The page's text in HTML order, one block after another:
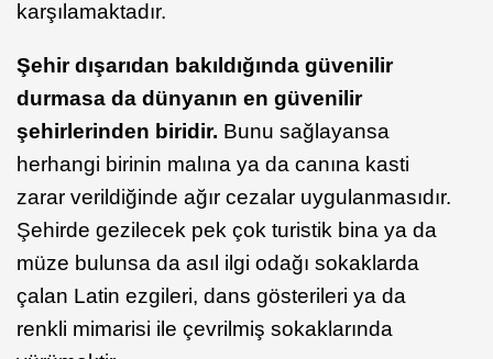
karşılamaktadır.
Şehir dışarıdan bakıldığında güvenilir
durmasa da dünyanın en güvenilir
şehirlerinden biridir. Bunu sağlayansa
herhangi birinin malına ya da canına kasti
zarar verildiğinde ağır cezalar uygulanmasıdır.
Şehirde gezilecek pek çok turistik bina ya da
müze bulunsa da asıl ilgi odağı sokaklarda
çalan Latin ezgileri, dans gösterileri ya da
renkli mimarisi ile çevrilmiş sokaklarında